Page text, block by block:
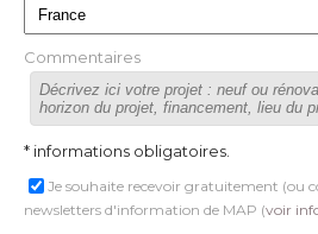
Commentaires
* informations obligatoires.
Je souhaite recevoir gratuitement (ou
newsletters d'information de MAP (voir